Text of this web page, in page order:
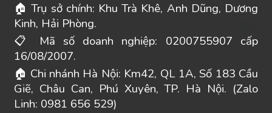
🏠 Trụ sở chính: Khu Trà Khê, Anh Dũng, Dương
Kinh, Hải Phòng.
📋
Mã số doanh nghiệp: 0200755907 cấp
16/08/2007.
🏠 Chi nhánh Hà Nội: Km42, QL 1A, Số 183 Cầu
Giẽ, Châu Can, Phú Xuyên, TP. Hà Nội. (Zalo
Linh: 0981 656 529)